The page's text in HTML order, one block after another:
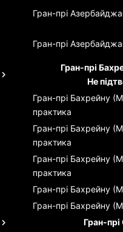
Гран-прі
Гран-прі
Гран-прі
Не
Гран-прі Бахрейну
практика
Гран-прі Бахрейну
практика
Гран-прі Бахрейну
практика
Гран-прі Бахрейну
Гран-прі Бахрейну
Гран-прі